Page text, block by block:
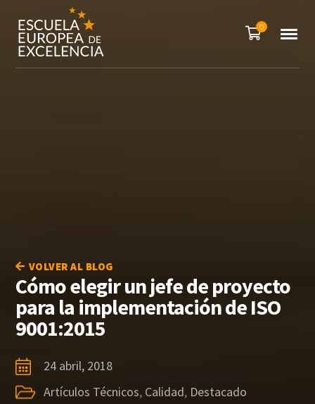
0
VOLVER AL BLOG
Cómo elegir un jefe de proyecto
para la implementación de ISO
9001:2015
24 abril, 2018
Artículos Técnicos, Calidad, Destacado